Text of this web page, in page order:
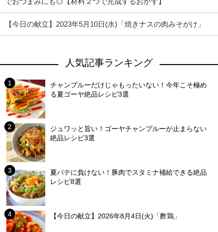
【今日の献立】2023年5月10日(水)「焼きナスの肉みそがけ」
人気記事ランキング
チャンプルーだけじゃもったいない！今年こそ極め
る夏ゴーヤ絶品レシピ3選
ジュワッと旨い！ゴーヤチャンプルーが止まらない
絶品レシピ3選
夏バテに負けない！豚肉でスタミナ補給できる絶品
レシピ8選
【今日の献立】2026年8月4日(火)「酢鶏」